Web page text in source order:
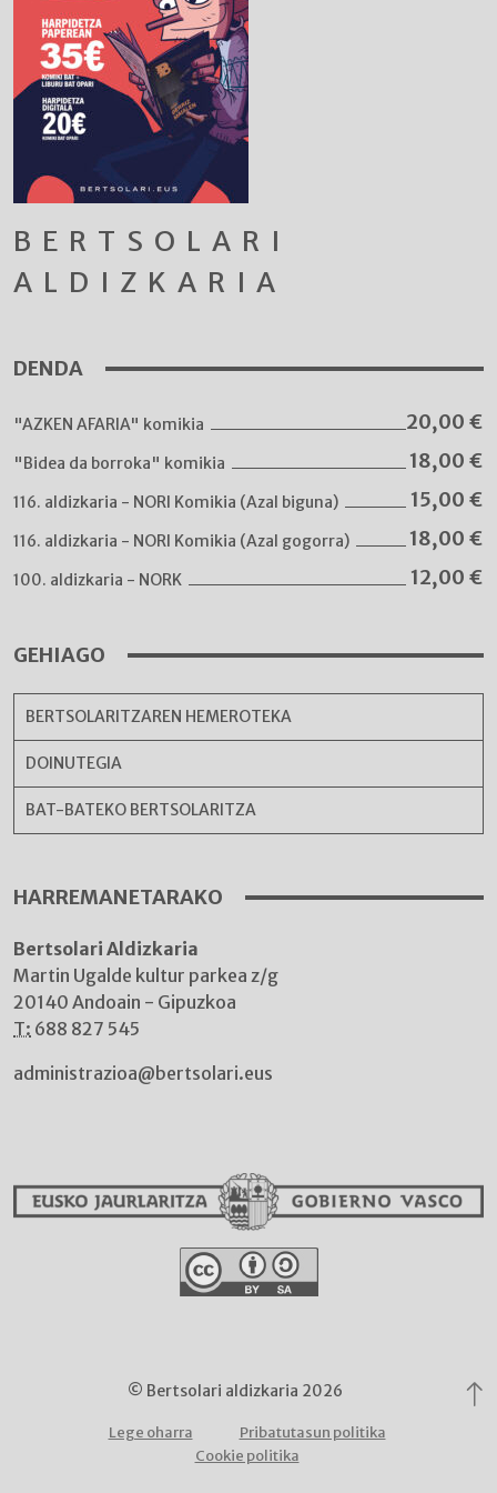
BERTSOLARI
ALDIZKARIA
DENDA
"AZKEN AFARIA" komikia 20,00 €
"Bidea da borroka" komikia 18,00 €
116. aldizkaria - NORI Komikia (Azal biguna) 15,00 €
116. aldizkaria - NORI Komikia (Azal gogorra) 18,00 €
100. aldizkaria - NORK 12,00 €
GEHIAGO
BERTSOLARITZAREN HEMEROTEKA
DOINUTEGIA
BAT-BATEKO BERTSOLARITZA
HARREMANETARAKO
Bertsolari Aldizkaria
Martin Ugalde kultur parkea z/g
20140 Andoain - Gipuzkoa
T: 688 827 545
administrazioa@bertsolari.eus
© Bertsolari aldizkaria 2026
Lege oharra
Pribatutasun politika
Cookie politika